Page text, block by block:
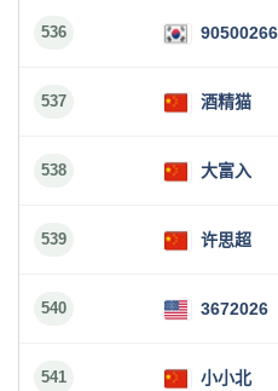
536 90500266
537 酒精猫
538 大富入
539 许思超
540 3672026
541 小小北